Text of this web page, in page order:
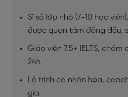
Sĩ số lớp nhỏ (7-10 học
được quan tâm đồng đều,
Giáo viên 7.5+ IELTS,
24h.
Lộ trình cá nhân hóa,
gia.